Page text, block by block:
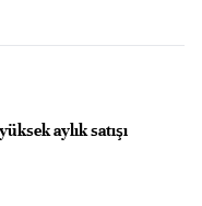
aylık satışı